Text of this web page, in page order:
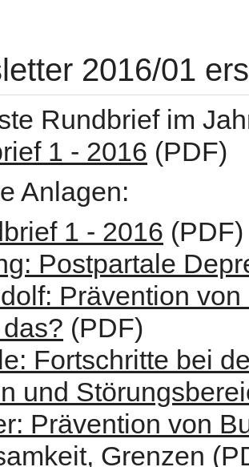
2016/01
Rundbrief im
1 - 2016 (PDF)
Anlagen:
1 - 2016 (PDF)
Postpartale
Prävention
(PDF)
Fortschritte bei
und
Prävention von
Grenzen